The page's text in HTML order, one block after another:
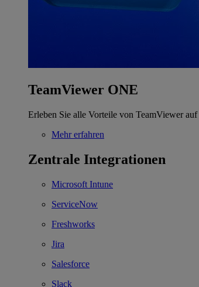
TeamViewer ONE
Erleben Sie alle Vorteile von TeamViewer
Mehr erfahren
Zentrale Integrationen
Microsoft Intune
ServiceNow
Freshworks
Jira
Salesforce
Slack